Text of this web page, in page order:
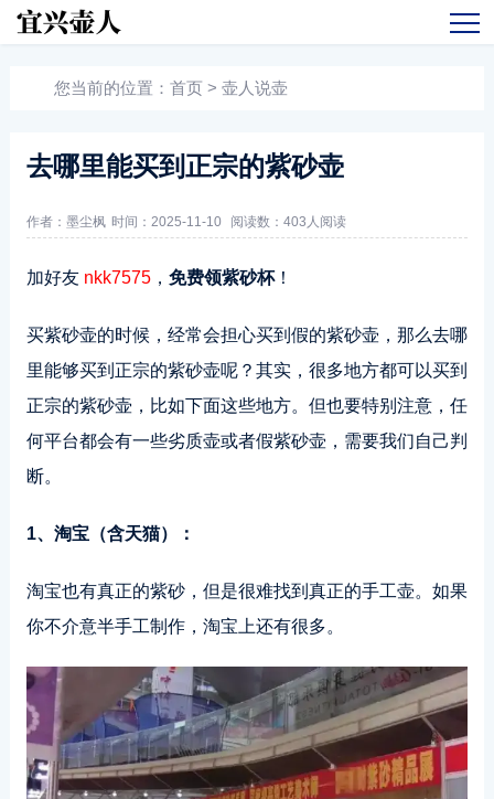
您当前的位置： 首页 > 壶人说壶
去哪里能买到正宗的紫砂壶
作者：墨尘枫 时间：2025-11-10 阅读数： 403人阅读
加好友 nkk7575， 免费领紫砂杯！
买紫砂壶的时候，经常会担心买到假的紫砂壶，那么去哪
里能够买到正宗的紫砂壶呢？其实，很多地方都可以买到
正宗的紫砂壶，比如下面这些地方。但也要特别注意，任
何平台都会有一些劣质壶或者假紫砂壶，需要我们自己判
断。
1、淘宝（含天猫）：
淘宝也有真正的紫砂，但是很难找到真正的手工壶。如果
你不介意半手工制作，淘宝上还有很多。